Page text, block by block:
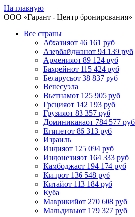
На главную
ООО «Гарант - Центр бронирования»
Все страны
Абхазияот 46 161 руб
Азербайджанот 94 139 руб
Арменияот 89 124 руб
Бахрейнот 115 424 руб
Беларусьот 38 837 руб
Венесуэла
Вьетнамот 125 905 руб
Грецияот 142 193 руб
Грузияот 83 357 руб
Доминиканаот 784 577 руб
Египетот 86 313 руб
Израиль
Индияот 125 094 руб
Индонезияот 164 333 руб
Камбоджаот 194 174 руб
Кипрот 136 548 руб
Китайот 113 184 руб
Куба
Маврикийот 270 608 руб
Мальдивыот 179 327 руб